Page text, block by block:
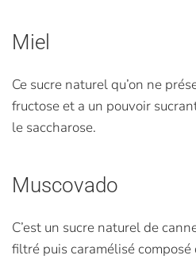
Miel
Ce sucre naturel qu’on ne
fructose et a un pouvoir
le saccharose.
Muscovado
C’est un sucre naturel de
filtré puis caramélisé composé